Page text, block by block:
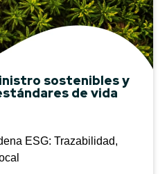
sostenibles y
de vida
ESG: Trazabilidad,